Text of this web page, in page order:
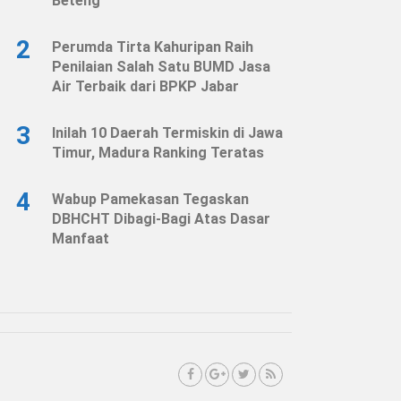
2
Perumda Tirta Kahuripan Raih
Penilaian Salah Satu BUMD Jasa
Air Terbaik dari BPKP Jabar
3
Inilah 10 Daerah Termiskin di Jawa
Timur, Madura Ranking Teratas
4
Wabup Pamekasan Tegaskan
DBHCHT Dibagi-Bagi Atas Dasar
Manfaat